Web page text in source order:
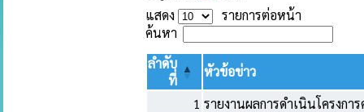
แสดง
รายการต่อหน้า
ค้นหา
ลำดับ
ที่
หัวข้อข่าว
1 รายงานผลการดำเนินโครงก